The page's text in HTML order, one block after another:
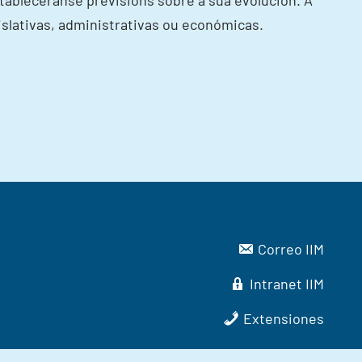
administrativas ou económicas.
Correo IIM
Intranet IIM
Extensiones